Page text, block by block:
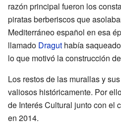
razón principal fueron los
piratas berberiscos que
Mediterráneo español en esa
llamado Dragut había
lo que motivó la construcción
Los restos de las murallas y
valiosos históricamente. Por
de Interés Cultural junto con el
en 2014.